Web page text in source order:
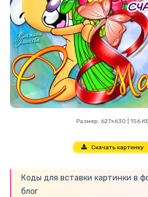
Размер: 627×630 | 156
Скачать картинку
Коды для вставки картинки в
блог